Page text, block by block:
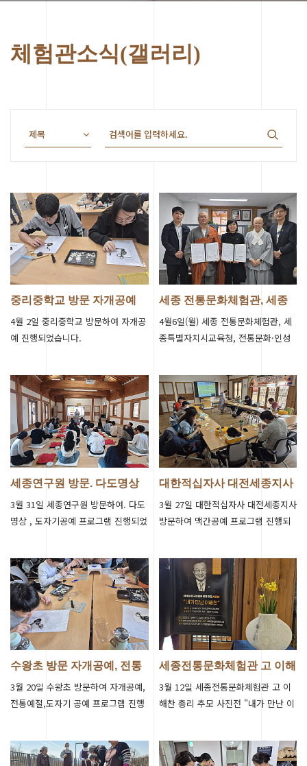
체험관소식(갤러리)
중리중학교 방문 자개공예
4월 2일 중리중학교 방문하여 자개공
예 진행되었습니다.
세종 전통문화체험관, 세종
4월6일(월) 세종 전통문화체험관, 세
종특별자치시교육청, 전통문화·인성
세종연구원 방문. 다도명상
3월 31일 세종연구원 방문하여. 다도
명상 , 도자기공예 프로그램 진행되었
대한적십자사 대전세종지사
3월 27일 대한적십자사 대전세종지사
방문하여 맥간공예 프로그램 진행되
수왕초 방문 자개공예, 전통
3월 20일 수왕초 방문하여 자개공예,
전통예절,도자기 공예 프로그램 진행
세종전통문화체험관 고 이해
3월 12일 세종전통문화체험관 고 이
해찬 총리 추모 사진전 "내가 만난 이